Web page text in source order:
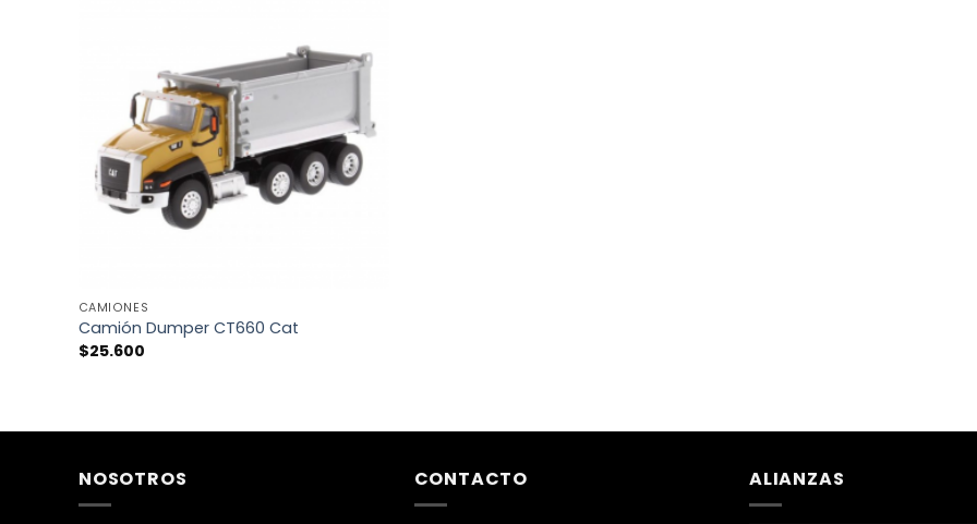
AÑADIR
A LA
DESEOS
CAMIONES
Camión Dumper CT660 Cat
$25.600
NOSOTROS CONTACTO ALIANZAS